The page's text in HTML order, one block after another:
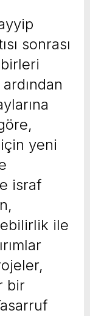
sonrası
ardından
yeni
israf
ile
bir